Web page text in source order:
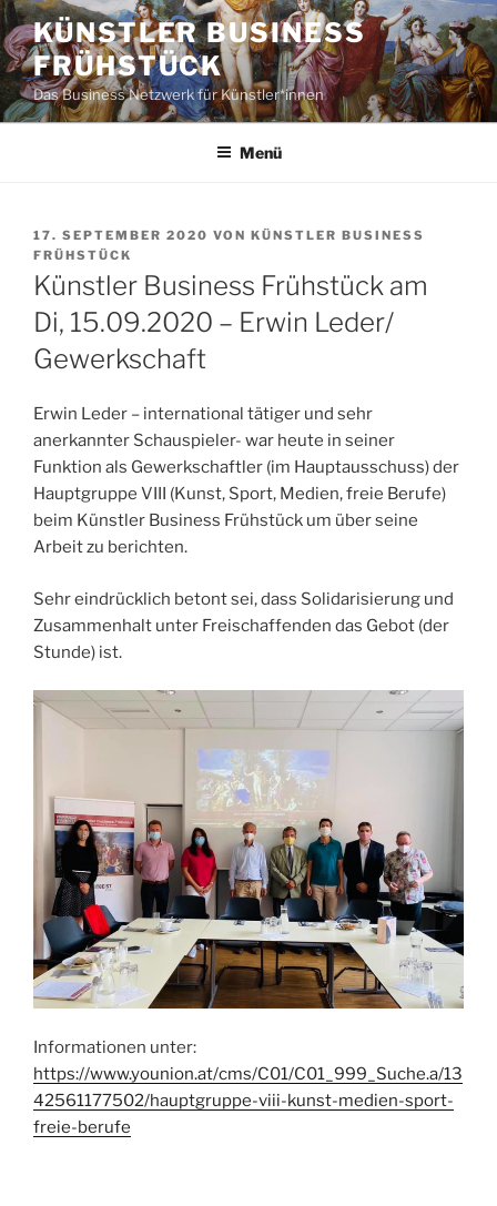
Zum
Inhalt
springen
KÜNSTLER BUSINESS
FRÜHSTÜCK
Das Business Netzwerk für Künstler*innen
Menü
VERÖFFENTLICHT
AM
17. SEPTEMBER 2020 VON KÜNSTLER BUSINESS
FRÜHSTÜCK
Künstler Business Frühstück am
Di, 15.09.2020 – Erwin Leder/
Gewerkschaft
Erwin Leder – international tätiger und sehr
anerkannter Schauspieler- war heute in seiner
Funktion als Gewerkschaftler (im Hauptausschuss) der
Hauptgruppe VIII (Kunst, Sport, Medien, freie Berufe)
beim Künstler Business Frühstück um über seine
Arbeit zu berichten.
Sehr eindrücklich betont sei, dass Solidarisierung und
Zusammenhalt unter Freischaffenden das Gebot (der
Stunde) ist.
Informationen unter:
https://www.younion.at/cms/C01/C01_999_Suche.a/13
42561177502/hauptgruppe-viii-kunst-medien-sport-
freie-berufe